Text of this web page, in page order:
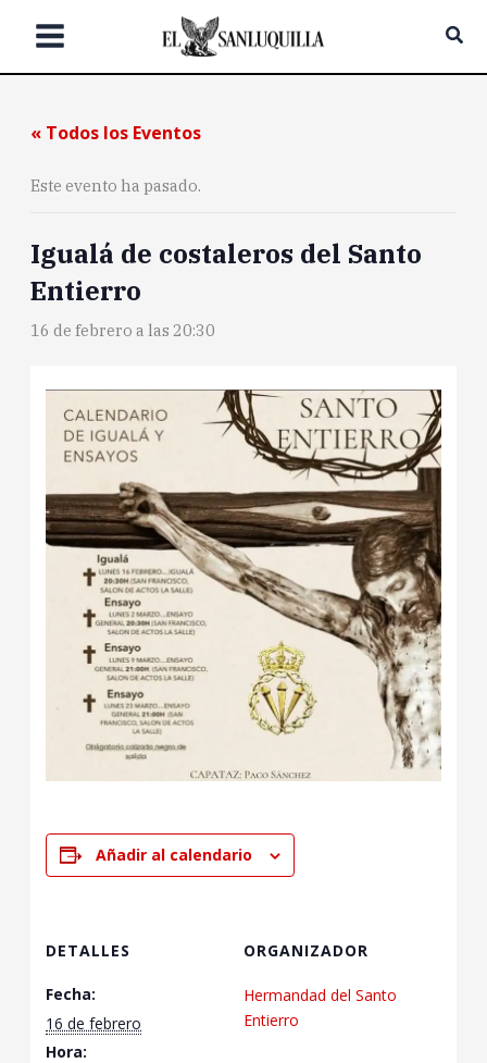
« Todos los Eventos
Este evento ha pasado.
Igualá de costaleros del Santo
Entierro
16 de febrero a las 20:30
Añadir al calendario
DETALLES
Fecha:
16 de febrero
Hora:
ORGANIZADOR
Hermandad del Santo
Entierro